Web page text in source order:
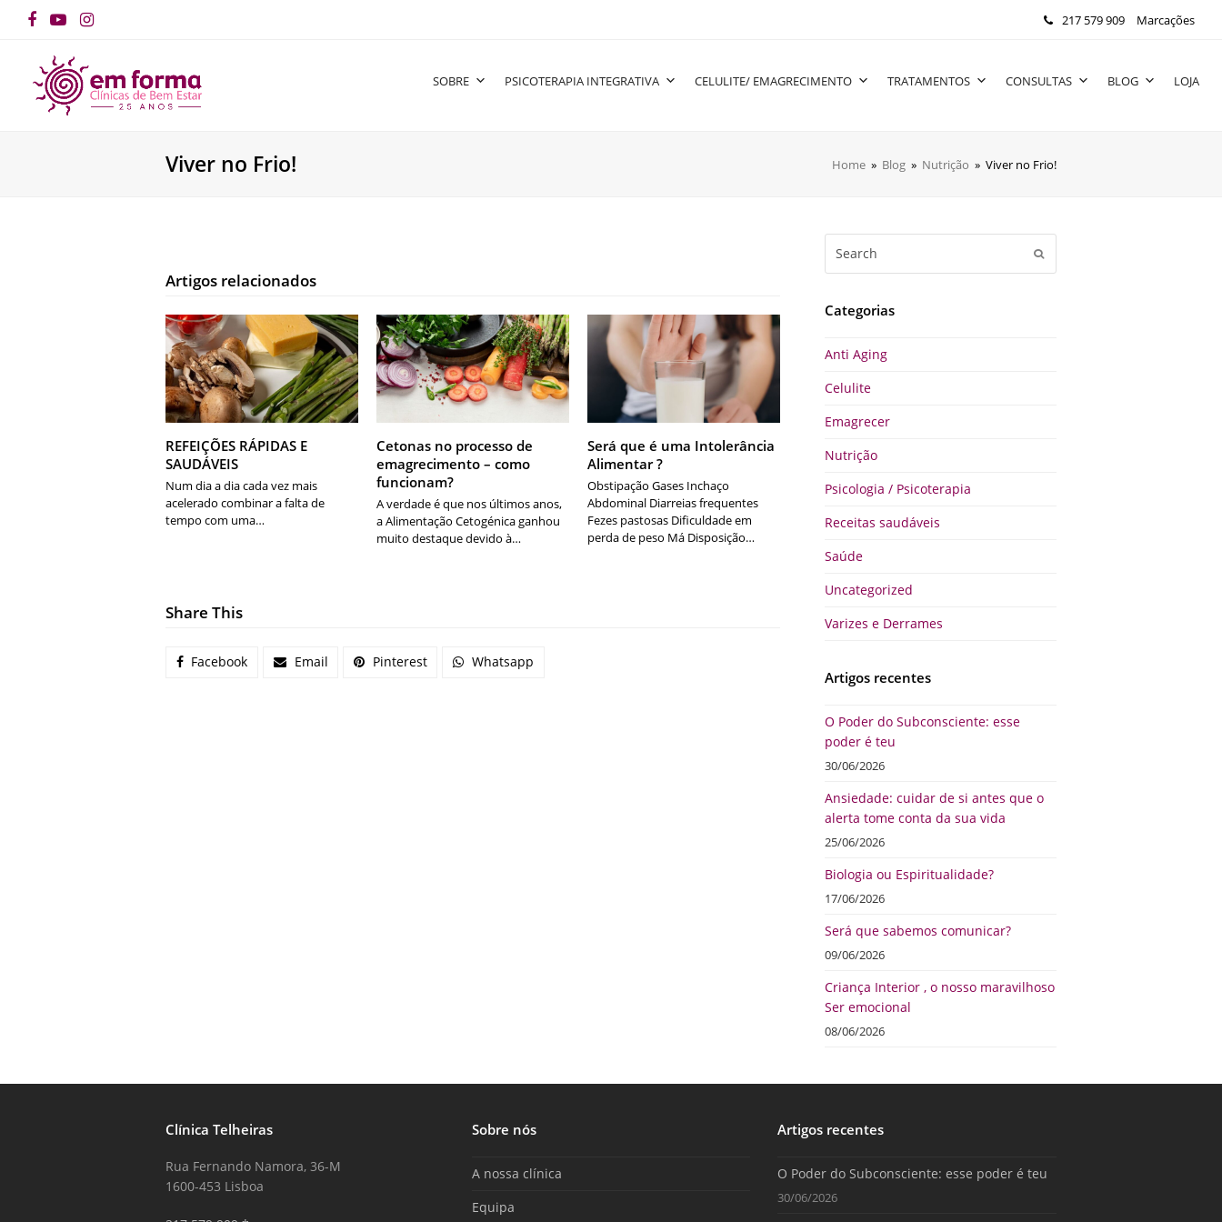
Facebook
YouTubeInstagram 217 579 909 Marcações
SOBRE PSICOTERAPIA INTEGRATIVA CELULITE/ EMAGRECIMENTO TRATAMENTOS CONSULTAS BLOG LOJA
Viver no Frio! Home » Blog » Nutrição » Viver no Frio!
Categorias
Anti Aging
Celulite
Emagrecer
Nutrição
Psicologia / Psicoterapia
Receitas saudáveis
Saúde
Uncategorized
Varizes e Derrames
Artigos recentes
O Poder do Subconsciente: esse
poder é teu
30/06/2026
Ansiedade: cuidar de si antes que o
alerta tome conta da sua vida
25/06/2026
Biologia ou Espiritualidade?
17/06/2026
Será que sabemos comunicar?
09/06/2026
Criança Interior , o nosso maravilhoso
Ser emocional
08/06/2026
Artigos relacionados
REFEIÇÕES RÁPIDAS E
SAUDÁVEIS
Num dia a dia cada vez mais
acelerado combinar a falta de
tempo com uma…
Cetonas no processo de
emagrecimento – como
funcionam?
A verdade é que nos últimos anos,
a Alimentação Cetogénica ganhou
muito destaque devido à…
Será que é uma Intolerância
Alimentar ?
Obstipação Gases Inchaço
Abdominal Diarreias frequentes
Fezes pastosas Dificuldade em
perda de peso Má Disposição…
Share This
Facebook Email Pinterest Whatsapp
Clínica Telheiras
Rua Fernando Namora, 36-M
1600-453 Lisboa
Sobre nós
A nossa clínica
Equipa
Artigos recentes
O Poder do Subconsciente: esse poder é teu
30/06/2026